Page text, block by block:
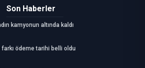
Son Haberler
kamyonun altında kaldı
ödeme tarihi belli oldu